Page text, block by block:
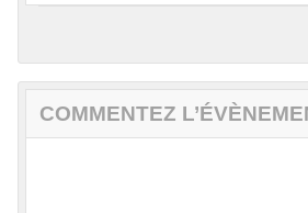
COMMENTEZ